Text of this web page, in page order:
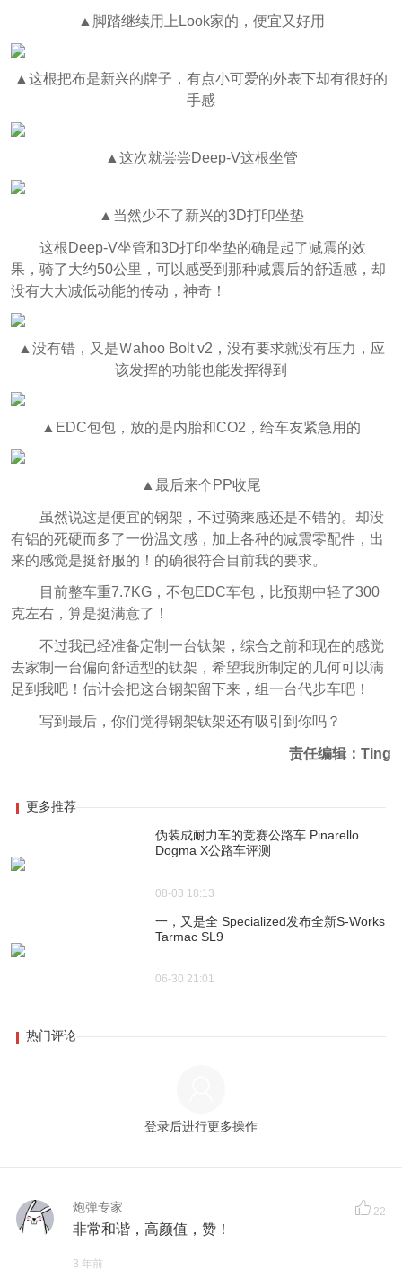
▲脚踏继续用上Look家的，便宜又好用
▲这根把布是新兴的牌子，有点小可爱的外表下却有很好的
手感
▲这次就尝尝Deep-V这根坐管
▲当然少不了新兴的3D打印坐垫
这根Deep-V坐管和3D打印坐垫的确是起了减震的效
果，骑了大约50公里，可以感受到那种减震后的舒适感，却
没有大大减低动能的传动，神奇！
▲没有错，又是Ｗahoo Bolt v2，没有要求就没有压力，应
该发挥的功能也能发挥得到
▲EDC包包，放的是内胎和CO2，给车友紧急用的
▲最后来个PP收尾
虽然说这是便宜的钢架，不过骑乘感还是不错的。却没
有铝的死硬而多了一份温文感，加上各种的减震零配件，出
来的感觉是挺舒服的！ 的确很符合目前我的要求。
目前整车重7.7KG，不包EDC车包，比预期中轻了300
克左右，算是挺满意了！
不过我已经准备定制一台钛架，综合之前和现在的感觉
去家制一台偏向舒适型的钛架，希望我所制定的几何可以满
足到我吧！估计会把这台钢架留下来，组一台代步车吧！
写到最后，你们觉得钢架钛架还有吸引到你吗？
责任编辑：Ting
更多推荐
伪装成耐力车的竞赛公路车 Pinarello
Dogma X公路车评测
08-03 18:13
一，又是全 Specialized发布全新S-Works
Tarmac SL9
06-30 21:01
热门评论
登录后进行更多操作
炮弹专家 22
非常和谐，高颜值，赞！
3 年前